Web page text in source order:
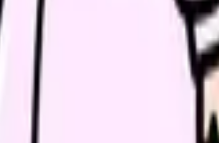
条件・他の選択肢・相談先」を分けると判断しやすくな
件と転職時期を自社で預かります。
職場の悩
・施設形態から、今の給料の現在地を確認できます。進む